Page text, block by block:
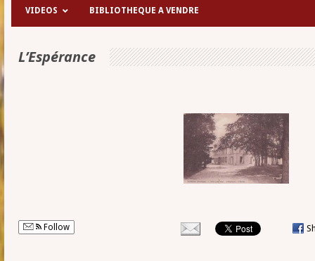
VIDEOS BIBLIOTHEQUE A VENDRE
L’Espérance
Follow